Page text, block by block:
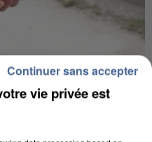
DE LA DZ
vie privée est
Continuer sans accepter